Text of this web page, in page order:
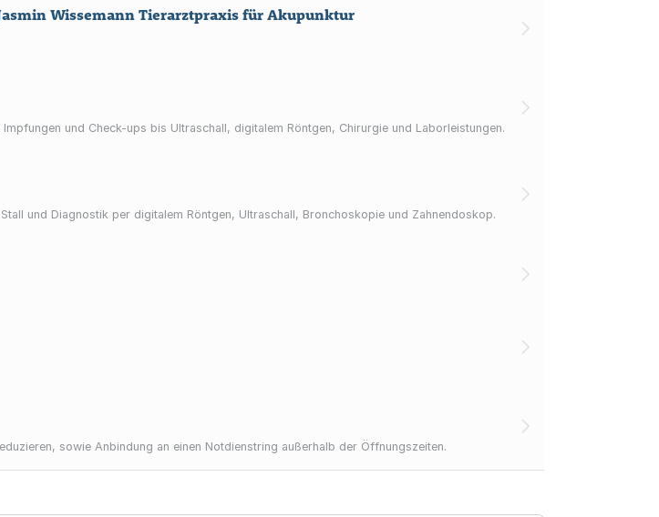
Wissemann Tierarztpraxis für Akupunktur
und Check-ups bis Ultraschall, digitalem Röntgen, Chirurgie und Laborleistungen.
und Diagnostik per digitalem Röntgen, Ultraschall, Bronchoskopie und Zahnendoskop.
sowie Anbindung an einen Notdienstring außerhalb der Öffnungszeiten.